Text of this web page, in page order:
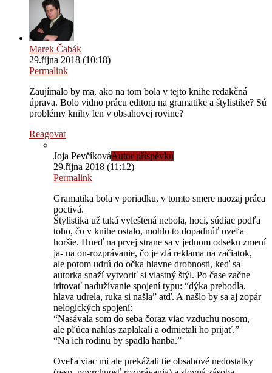
Marek Čabák
29.října 2018 (10:18)
Permalink
Zaujímalo by ma, ako na tom bola v tejto knihe redakčná
úprava. Bolo vidno prácu editora na gramatike a štylistike? Sú
problémy knihy len v obsahovej rovine?
Reagovat
Joja PevčíkováAutor příspěvku
29.října 2018 (11:12)
Permalink
Gramatika bola v poriadku, v tomto smere naozaj práca
poctivá.
Štylistika už taká vyleštená nebola, hoci, súdiac podľa
toho, čo v knihe ostalo, mohlo to dopadnúť oveľa
horšie. Hneď na prvej strane sa v jednom odseku zmení
ja- na on-rozprávanie, čo je zlá reklama na začiatok,
ale potom udrú do očka hlavne drobnosti, keď sa
autorka snaží vytvoriť si vlastný štýl. Po čase začne
iritovať nadužívanie spojení typu: “dýka prebodla,
hlava udrela, ruka si našla” atď. A našlo by sa aj zopár
nelogických spojení:
“Nasávala som do seba čoraz viac vzduchu nosom,
ale pľúca nahlas zaplakali a odmietali ho prijať.”
“Na ich rodinu by spadla hanba.”
Oveľa viac mi ale prekážali tie obsahové nedostatky